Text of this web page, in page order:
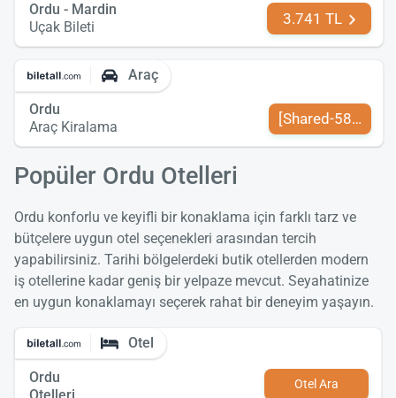
Ordu - Mardin
Uçak Bileti
3.741 TL
Araç
Ordu
Araç Kiralama
[Shared-589-tr-
Popüler Ordu Otelleri
Ordu konforlu ve keyifli bir konaklama için farklı tarz ve
bütçelere uygun otel seçenekleri arasından tercih
yapabilirsiniz. Tarihi bölgelerdeki butik otellerden modern
iş otellerine kadar geniş bir yelpaze mevcut. Seyahatinize
en uygun konaklamayı seçerek rahat bir deneyim yaşayın.
Otel
Ordu
Otel Ara